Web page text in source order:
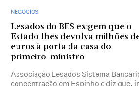
NEGÓCIOS
Lesados do BES exigem que o
Estado lhes devolva milhões
euros à porta da casa do
primeiro-ministro
Associação Lesados Sistema
concentração em Espinho e diz que,